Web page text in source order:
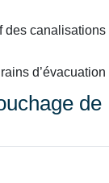
des
d’évacuation
de